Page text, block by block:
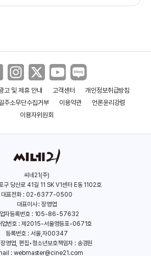
고 및 제휴 안내 고객센터
개인정보취급방침
주소무단수집거부 이용약관
언론윤리강령
이용자위원회
씨네21(주)
구 당산로 41길 11 SK V1센터 E동 1102호
대표전화 : 02-6377-0500
대표이사 : 장영엽
자등록번호 : 105-86-57632
업번호 : 제2015-서울영등포-0671호
등록번호 : 서울,자00347
영엽, 편집•청소년보호책임자 : 송경원
: webmaster@cine21.com